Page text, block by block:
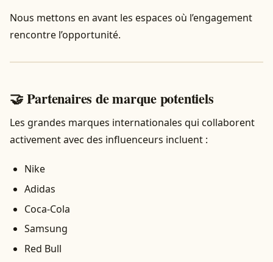
Nous mettons en avant les espaces où l’engagement
rencontre l’opportunité.
🤝 Partenaires de marque potentiels
Les grandes marques internationales qui collaborent
activement avec des influenceurs incluent :
Nike
Adidas
Coca-Cola
Samsung
Red Bull